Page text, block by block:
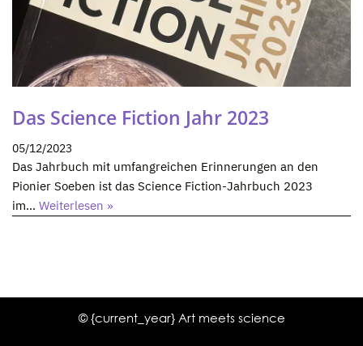
Das Science Fiction Jahr 2023
05/12/2023
Das Jahrbuch mit umfangreichen Erinnerungen an den
Pionier Soeben ist das Science Fiction-Jahrbuch 2023
im… Weiterlesen »
© {current_year} Art meets science